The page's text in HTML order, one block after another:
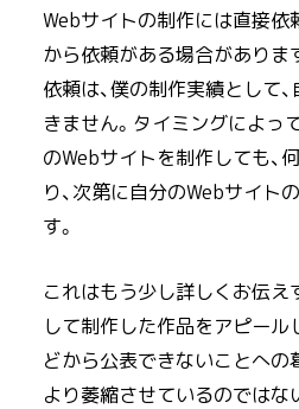
Webサイトの制作には直接依
から依頼がある場合がありま
依頼は、僕の制作実績として
きません。タイミングによっ
のWebサイトを制作しても、
り、次第に自分のWebサイト
す。
これはもう少し詳しくお伝え
して制作した作品をアピール
どから公表できないことへの
より萎縮させているのではな